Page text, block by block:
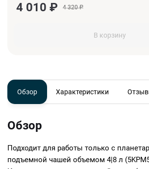
4 010 ₽ 4 320₽
В корзину
Обзор Характеристики
Обзор
Подходит для работы только с
подъемной чашей объемом 4|8 л